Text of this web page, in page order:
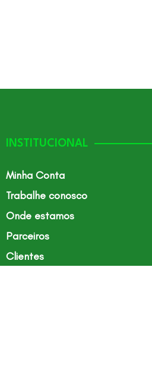
INSTITUCIONAL
Minha Conta
Trabalhe conosco
Onde estamos
Parceiros
Clientes